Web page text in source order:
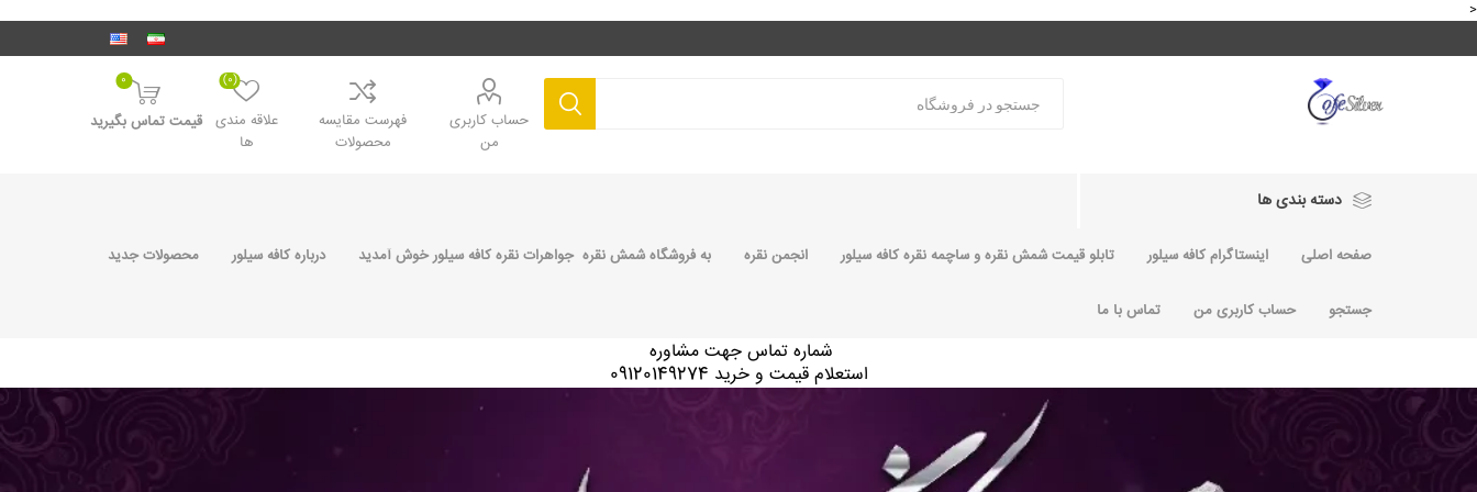
<
حساب کاربری
من
فهرست مقایسه
محصولات
علاقه مندی
ها
(0)
0
قیمت تماس بگیرید
دسته بندی ها
صفحه اصلی اینستاگرام کافه سیلور تابلو قیمت شمش نقره و ساچمه نقره کافه سیلور انجمن نقره به فروشگاه شمش نقره جواهرات نقره کافه سیلور خوش آمدید درباره کافه سیلور محصولات جدید
جستجو حساب کاربری من تماس با ما
شماره تماس جهت مشاوره
استعلام قیمت و خرید 09120149274